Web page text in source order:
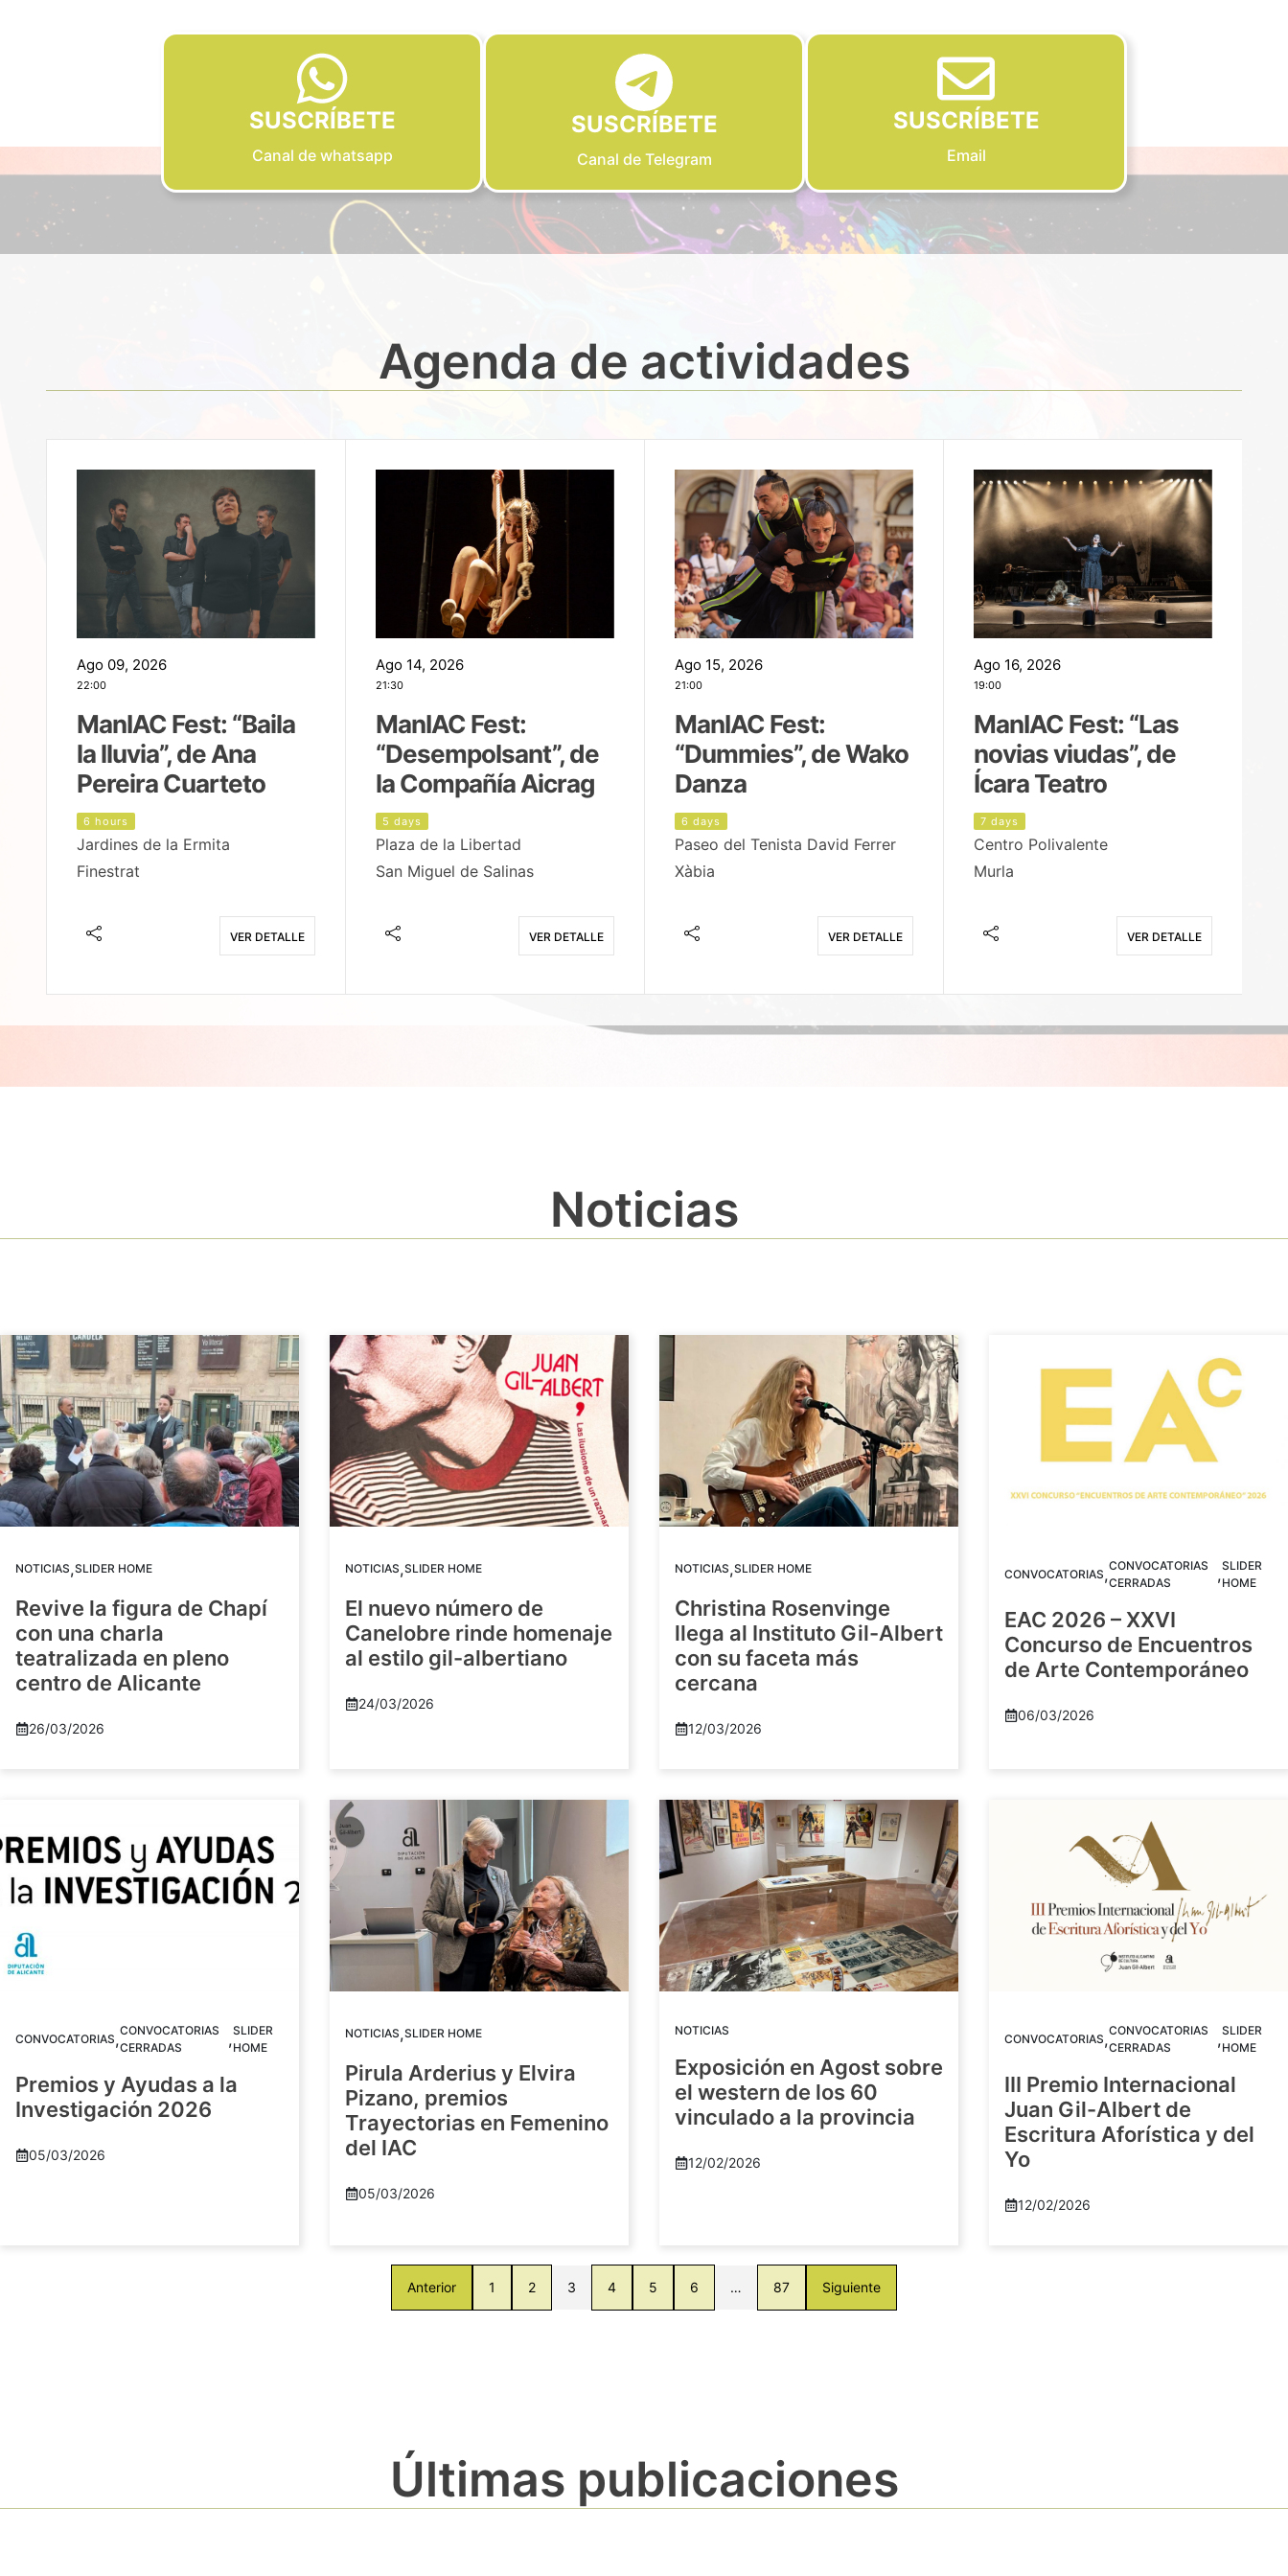
SUSCRÍBETE
Canal de whatsapp
SUSCRÍBETE
Canal de Telegram
SUSCRÍBETE
Email
Agenda de actividades
Ago 09, 2026
22:00
ManIAC Fest: “Baila
la lluvia”, de Ana
Pereira Cuarteto
6 hours
Jardines de la Ermita
Finestrat
VER DETALLE
Ago 14, 2026
21:30
ManIAC Fest:
“Desempolsant”, de
la Compañía Aicrag
5 days
Plaza de la Libertad
San Miguel de Salinas
VER DETALLE
Ago 15, 2026
21:00
ManIAC Fest:
“Dummies”, de Wako
Danza
6 days
Paseo del Tenista David Ferrer
Xàbia
VER DETALLE
Ago 16, 2026
19:00
ManIAC Fest: “Las
novias viudas”, de
Ícara Teatro
7 days
Centro Polivalente
Murla
VER DETALLE
Noticias
NOTICIAS,SLIDER HOME
Revive la figura de Chapí
con una charla
teatralizada en pleno
centro de Alicante
26/03/2026
NOTICIAS,SLIDER HOME
El nuevo número de
Canelobre rinde homenaje
al estilo gil-albertiano
24/03/2026
NOTICIAS,SLIDER HOME
Christina Rosenvinge
llega al Instituto Gil-Albert
con su faceta más
cercana
12/03/2026
CONVOCATORIAS,CONVOCATORIAS
CERRADAS
,SLIDER
HOME
EAC 2026 – XXVI
Concurso de Encuentros
de Arte Contemporáneo
06/03/2026
CONVOCATORIAS,CONVOCATORIAS
CERRADAS
,SLIDER
HOME
Premios y Ayudas a la
Investigación 2026
05/03/2026
NOTICIAS,SLIDER HOME
Pirula Arderius y Elvira
Pizano, premios
Trayectorias en Femenino
del IAC
05/03/2026
NOTICIAS
Exposición en Agost sobre
el western de los 60
vinculado a la provincia
12/02/2026
CONVOCATORIAS,CONVOCATORIAS
CERRADAS
,SLIDER
HOME
III Premio Internacional
Juan Gil-Albert de
Escritura Aforística y del
Yo
12/02/2026
Anterior 1 2 3 4 5 6 … 87 Siguiente
Últimas publicaciones